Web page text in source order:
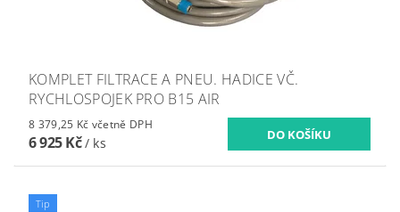
KOMPLET FILTRACE A PNEU. HADICE VČ.
RYCHLOSPOJEK PRO B15 AIR
8 379,25 Kč včetně DPH
6 925 Kč/ ks
Tip